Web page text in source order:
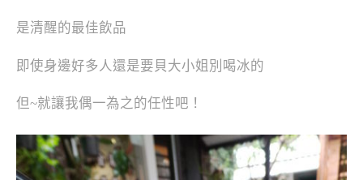
是清醒的最佳飲品
即使身邊好多人還是要貝大小姐別喝冰的
但~就讓我偶一為之的任性吧！